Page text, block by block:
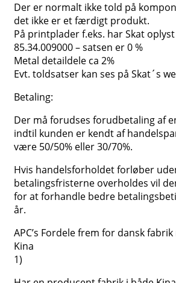
Der er normalt ikke told på
det ikke er et færdigt produkt.
På printplader f.eks. har Skat
85.34.009000 – satsen er 0 %
Metal detaildele ca 2%
Evt. toldsatser kan ses på Skat´s
Betaling:
Der må forudses forudbetaling af
indtil kunden er kendt af
være 50/50% eller 30/70%.
Hvis handelsforholdet forløber
betalingsfristerne overholdes vil
for at forhandle bedre
år.
APC’s Fordele frem for dansk
Kina
1)